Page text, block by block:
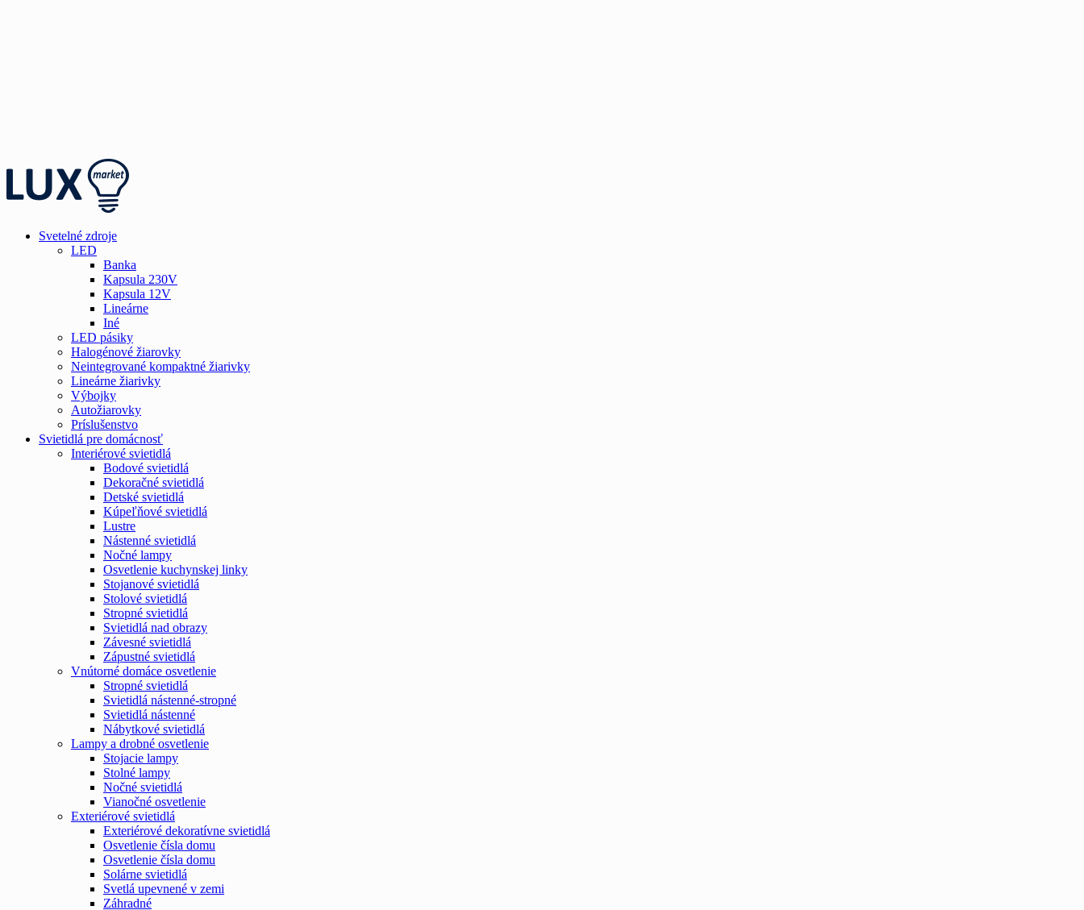
Svetelné zdroje
LED
Banka
Kapsula 230V
Kapsula 12V
Lineárne
Iné
LED pásiky
Halogénové žiarovky
Neintegrované kompaktné žiarivky
Lineárne žiarivky
Výbojky
Autožiarovky
Príslušenstvo
Svietidlá pre domácnosť
Interiérové svietidlá
Bodové svietidlá
Dekoračné svietidlá
Detské svietidlá
Kúpeľňové svietidlá
Lustre
Nástenné svietidlá
Nočné lampy
Osvetlenie kuchynskej linky
Stojanové svietidlá
Stolové svietidlá
Stropné svietidlá
Svietidlá nad obrazy
Závesné svietidlá
Zápustné svietidlá
Vnútorné domáce osvetlenie
Stropné svietidlá
Svietidlá nástenné-stropné
Svietidlá nástenné
Nábytkové svietidlá
Lampy a drobné osvetlenie
Stojacie lampy
Stolné lampy
Nočné svietidlá
Vianočné osvetlenie
Exteriérové svietidlá
Exteriérové dekoratívne svietidlá
Osvetlenie čísla domu
Osvetlenie čísla domu
Solárne svietidlá
Svetlá upevnené v zemi
Záhradné